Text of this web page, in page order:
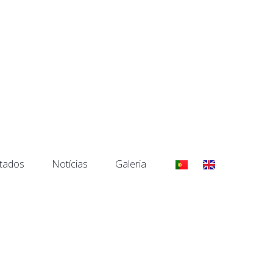
Notícias Galeria